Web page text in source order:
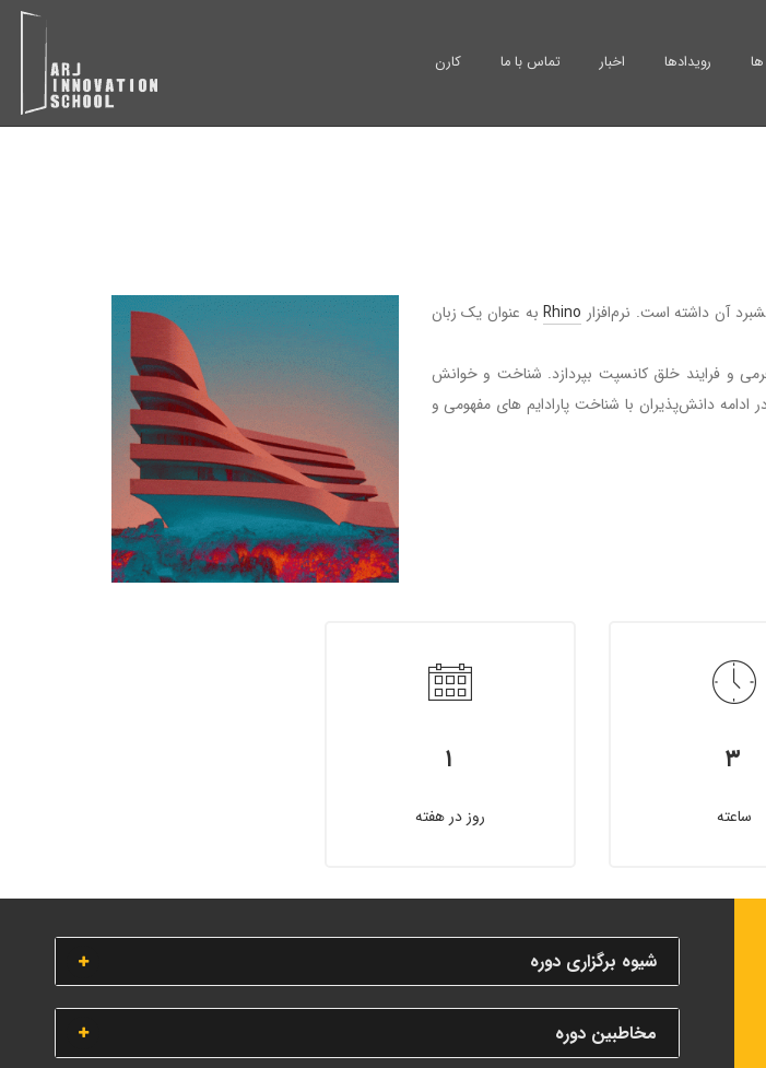
رویدادها اخبار تماس با ما کارن
آن داشته است. نرم‌افزار Rhino به عنوان یک زبان
فرمی و فرایند خلق کانسپت بپردازد. شناخت و خوانش
دانش‌پذیران با شناخت پارادایم های مفهومی و
۳
ساعته
۱
روز در هفته
شیوه برگزاری دوره
مخاطبین دوره